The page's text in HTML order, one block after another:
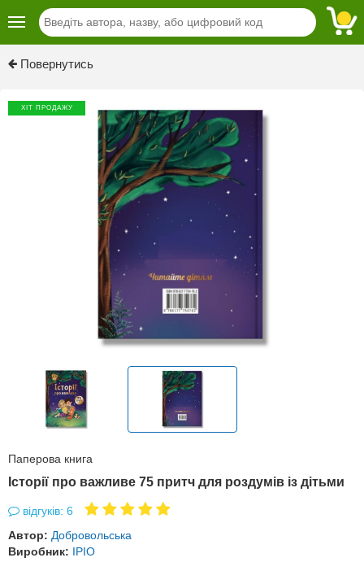
Повернутись
ХІТ ПРОДАЖУ
Паперова книга
Історії про важливе 75 притч для роздумів із дітьми
відгуків: 6
Автор: Добровольська
Виробник: IPIO